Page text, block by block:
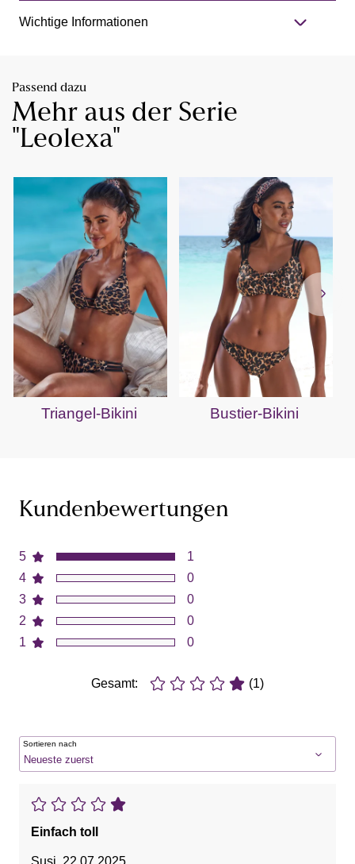
Wichtige Informationen
Passend dazu
Mehr aus der Serie
"Leolexa"
Triangel-Bikini Bustier-Bikini
Kundenbewertungen
5
4
3
2
1
1
0
0
0
0
Gesamt: (1)
Sortieren nach
Einfach toll